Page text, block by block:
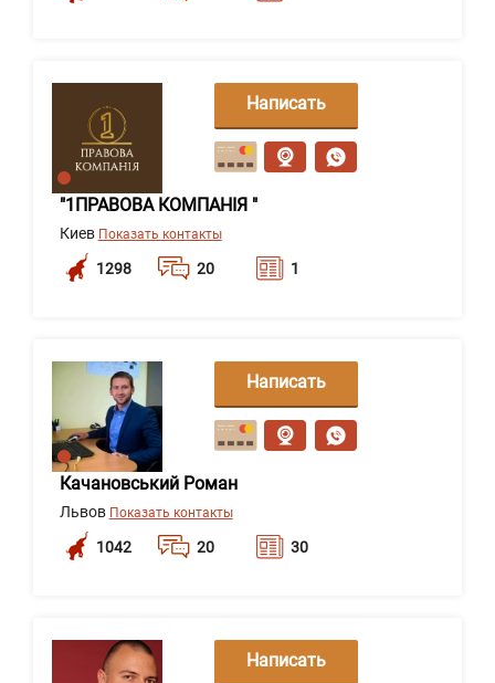
"1ПРАВОВА КОМПАНІЯ "
Киев Показать контакты
1298 20 1
Написать
сообщение
Качановський Роман
Львов Показать контакты
1042 20 30
Написать
сообщение
Написать